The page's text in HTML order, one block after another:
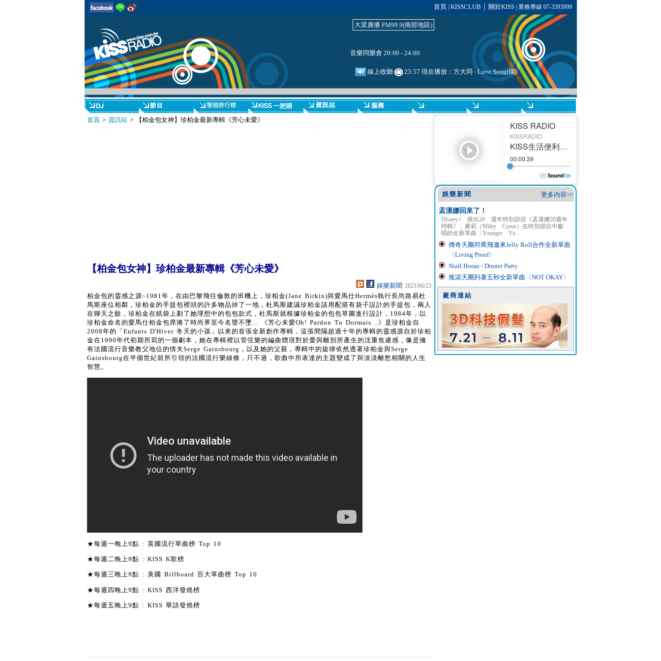
首頁 KISSCLUB 關於KISS| 業務專線 07-3393999
大眾廣播 FM99.9(南部地區)
音樂同樂會 20:00 - 24:00
線上收聽 23:57 現在播放： 方大同 -Love Song(國)
首頁> 資訊站> 【柏金包女神】珍柏金最新專輯《芳心未愛》
【柏金包女神】珍柏金最新專輯《芳心未愛》
娛樂新聞 2021/06/23
柏金包的靈感之源~1981年，在由巴黎飛往倫敦的班機上，珍柏金(Jane Birkin)與愛馬仕Hermès執行長尚路易杜
馬斯座位相鄰，珍柏金的手提包裡頭的許多物品掉了一地，杜馬斯建議珍柏金該用配搭有袋子設計的手提包，兩人
在聊天之餘，珍柏金在紙袋上劃了她理想中的包包款式，杜馬斯就根據珍柏金的包包草圖進行設計，1984年，以
珍柏金命名的愛馬仕柏金包席捲了時尚界至今名聲不墜... 《芳心未愛Oh! Pardon Tu Dormais…》是珍柏金自
2008年的「Enfants D'Hiver 冬天的小孩」以來的首張全新創作專輯，這張間隔超過十年的專輯的靈感源自於珍柏
金在1990年代初期所寫的一個劇本，她在專輯裡以管弦樂的編曲體現對於愛與離別所產生的沈重焦慮感，像是擁
有法國流行音樂教父地位的情夫Serge Gainsbourg，以及她的父親，專輯中的旋律依然透著珍柏金與Serge
Gainsbourg在半個世紀前所引領的法國流行樂線條，只不過，歌曲中所表達的主題變成了與淡淡離愁相關的人生
智慧。
★每週一晚上9點 : 英國流行單曲榜 Top 10
★每週二晚上9點 : KISS K歌榜
★每週三晚上9點 : 美國 Billboard 百大單曲榜 Top 10
★每週四晚上9點 : KISS 西洋發燒榜
★每週五晚上9點 : KISS 華語發燒榜
更多內容>>
娛樂新聞
孟漢娜回來了！
Disney+ 推出20 週年特別節目《孟漢娜20週年
特輯》，麥莉（Miley Cyrus）在特別節目中獻
唱的全新單曲〈Younger Yo...
傳奇天團邦喬飛邀來Jelly Roll合作全新單曲
〈Living Proof〉
Niall Horan - Dinner Party
搖滾天團到暑五秒全新單曲〈NOT OKAY〉
廠商連結